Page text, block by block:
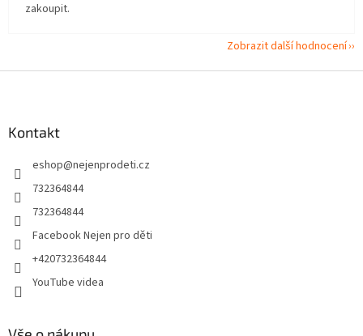
zakoupit.
Zobrazit další hodnocení
Kontakt
eshop@nejenprodeti.cz
732364844
732364844
Facebook Nejen pro děti
+420732364844
YouTube videa